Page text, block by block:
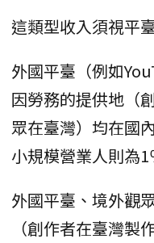
這類型收入須視平
外國平臺（例如
因勞務的提供地（
眾在臺灣）均在國
小規模營業人則為1
外國平臺、境外觀
（創作者在臺灣